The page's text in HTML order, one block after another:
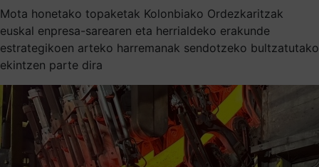
Mota honetako topaketak Kolonbiako Ordezkaritzak
euskal enpresa-sarearen eta herrialdeko erakunde
estrategikoen arteko harremanak sendotzeko bultzatutako
ekintzen parte dira